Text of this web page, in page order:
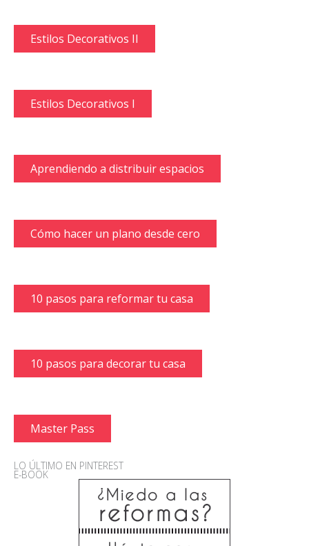
Estilos Decorativos II
Estilos Decorativos I
Aprendiendo a distribuir espacios
Cómo hacer un plano desde cero
10 pasos para reformar tu casa
10 pasos para decorar tu casa
Master Pass
LO ÚLTIMO EN PINTEREST
E-BOOK